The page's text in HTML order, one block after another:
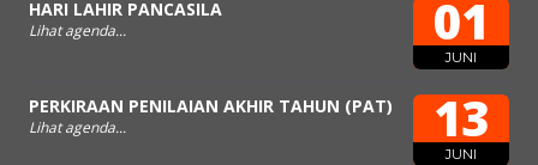
01
JUNI
HARI LAHIR PANCASILA
Lihat agenda...
13
JUNI
PERKIRAAN PENILAIAN AKHIR TAHUN (PAT)
Lihat agenda...